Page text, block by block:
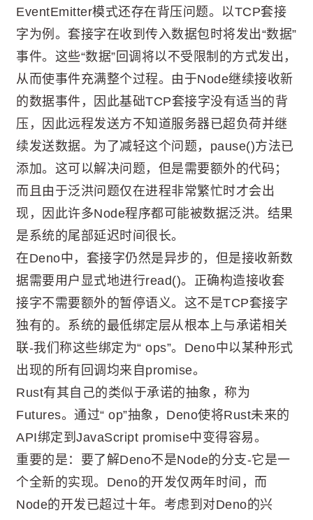
EventEmitter模式还存在背压问题。以TCP套接
字为例。套接字在收到传入数据包时将发出“数据”
事件。这些“数据”回调将以不受限制的方式发出，
从而使事件充满整个过程。由于Node继续接收新
的数据事件，因此基础TCP套接字没有适当的背
压，因此远程发送方不知道服务器已超负荷并继
续发送数据。为了减轻这个问题，pause()方法已
添加。这可以解决问题，但是需要额外的代码；
而且由于泛洪问题仅在进程非常繁忙时才会出
现，因此许多Node程序都可能被数据泛洪。结果
是系统的尾部延迟时间很长。
在Deno中，套接字仍然是异步的，但是接收新数
据需要用户显式地进行read()。正确构造接收套
接字不需要额外的暂停语义。这不是TCP套接字
独有的。系统的最低绑定层从根本上与承诺相关
联-我们称这些绑定为“ ops”。Deno中以某种形式
出现的所有回调均来自promise。
Rust有其自己的类似于承诺的抽象，称为
Futures。通过“ op”抽象，Deno使将Rust未来的
API绑定到JavaScript promise中变得容易。
重要的是：要了解Deno不是Node的分支-它是一
个全新的实现。Deno的开发仅两年时间，而
Node的开发已超过十年。考虑到对Deno的兴